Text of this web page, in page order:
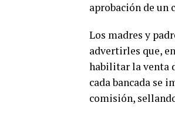
aprobación de un
Los madres y
advertirles que,
habilitar la venta
cada bancada se
comisión,